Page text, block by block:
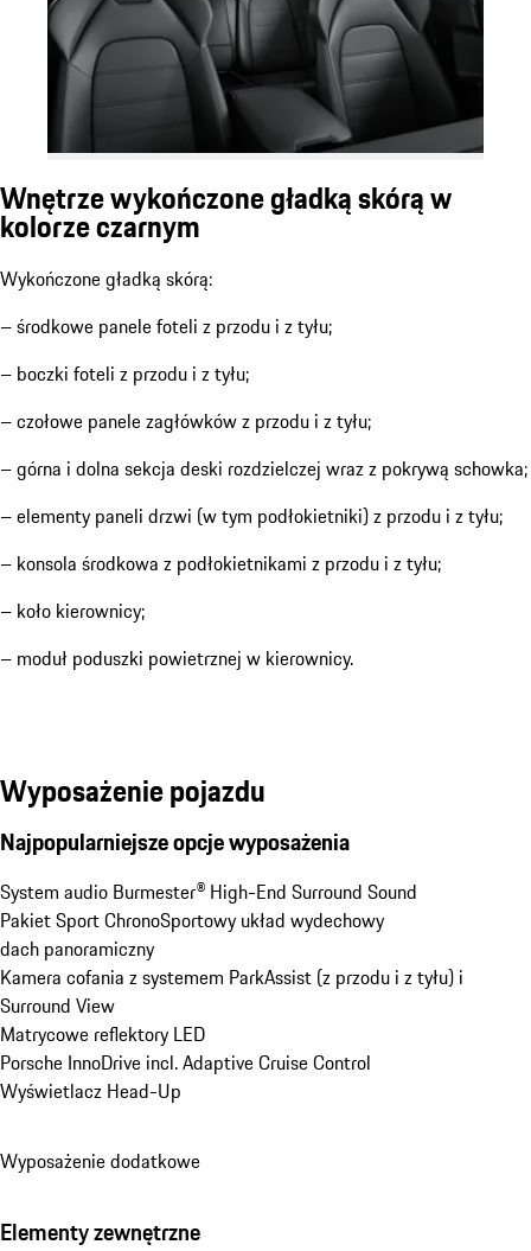
Wnętrze wykończone gładką skórą w
kolorze czarnym
Wykończone gładką skórą:
– środkowe panele foteli z przodu i z tyłu;
– boczki foteli z przodu i z tyłu;
– czołowe panele zagłówków z przodu i z tyłu;
– górna i dolna sekcja deski rozdzielczej wraz z pokrywą schowka;
– elementy paneli drzwi (w tym podłokietniki) z przodu i z tyłu;
– konsola środkowa z podłokietnikami z przodu i z tyłu;
– koło kierownicy;
– moduł poduszki powietrznej w kierownicy.
Wyposażenie pojazdu
Najpopularniejsze opcje wyposażenia
System audio Burmester® High-End Surround Sound
Pakiet Sport ChronoSportowy układ wydechowy
dach panoramiczny
Kamera cofania z systemem ParkAssist (z przodu i z tyłu) i
Surround View
Matrycowe reflektory LED
Porsche InnoDrive incl. Adaptive Cruise Control
Wyświetlacz Head-Up
Wyposażenie dodatkowe
Elementy zewnętrzne